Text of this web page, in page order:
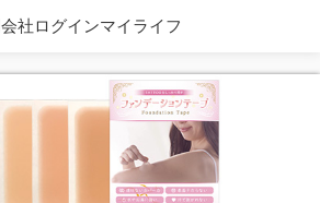
社ログインマイライフ